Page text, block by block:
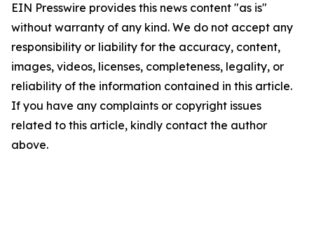
EIN Presswire provides this news content "as is"
without warranty of any kind. We do not accept any
responsibility or liability for the accuracy, content,
images, videos, licenses, completeness, legality, or
reliability of the information contained in this article.
If you have any complaints or copyright issues
related to this article, kindly contact the author
above.